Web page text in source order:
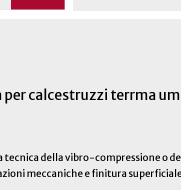
calcestruzzi terrma
della vibro-compressione o
meccaniche e finitura